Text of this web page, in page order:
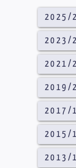
2025/
2023/
2021/
2019/
2017/
2015/
2013/